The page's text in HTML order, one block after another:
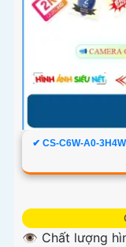
✔ CS-C6W-A0-
👁 Chất lượng